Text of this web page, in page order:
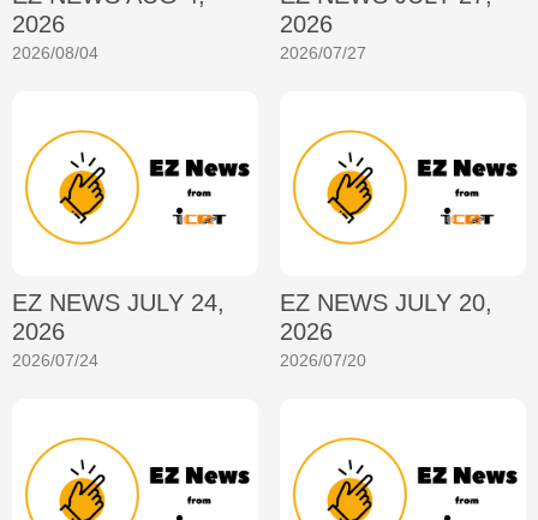
2026
2026/08/04
2026
2026/07/27
EZ NEWS JULY 24,
2026
2026/07/24
EZ NEWS JULY 20,
2026
2026/07/20